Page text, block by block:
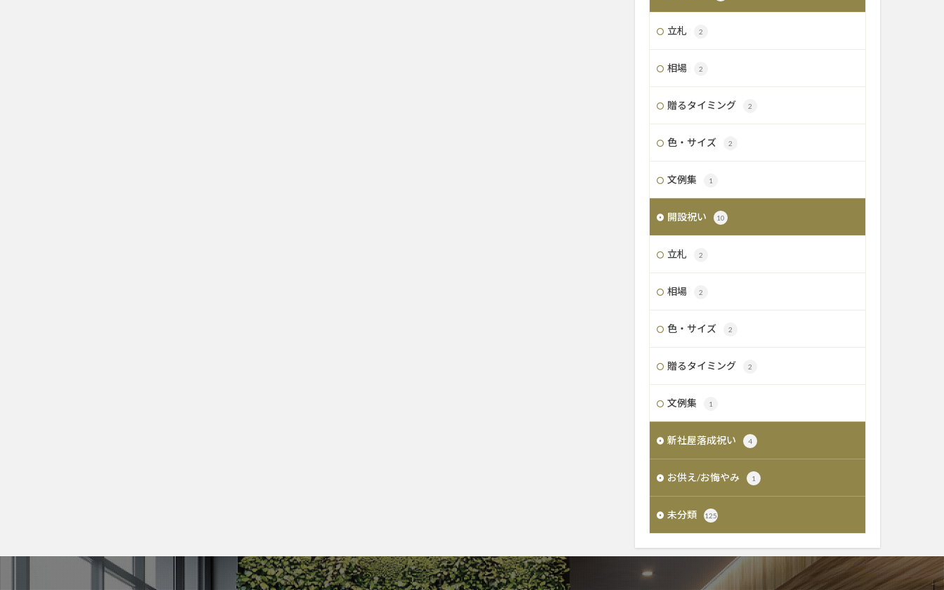
立札 2
相場 2
贈るタイミング 2
色・サイズ 2
文例集 1
開設祝い 10
立札 2
相場 2
色・サイズ 2
贈るタイミング 2
文例集 1
新社屋落成祝い 4
お供え/お悔やみ 1
未分類 125